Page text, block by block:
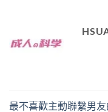
最不喜歡主動聯繫男